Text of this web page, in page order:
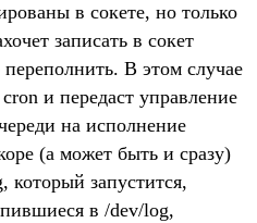
в сокете, но только
записать в сокет
В этом случае
и передаст управление
на исполнение
(а может быть и сразу)
который запустится,
в /dev/log,